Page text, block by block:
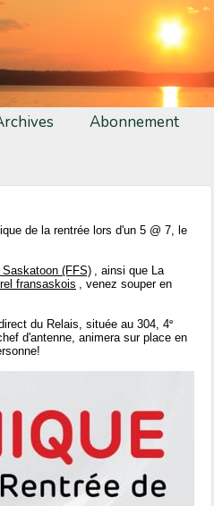
Abonnement
de la rentrée lors d'un 5 @ 7, le
Saskatoon (FFS) , ainsi que La
fransaskois , venez souper en
du Relais, située au 304, 4e
d'antenne, animera sur place en